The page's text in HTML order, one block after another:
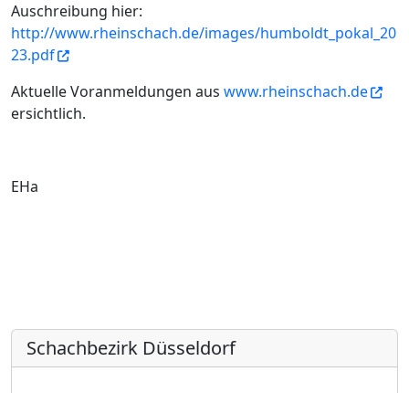
Auschreibung hier:
http://www.rheinschach.de/images/humboldt_pokal_20
23.pdf
Aktuelle Voranmeldungen aus www.rheinschach.de
ersichtlich.
EHa
Schachbezirk Düsseldorf